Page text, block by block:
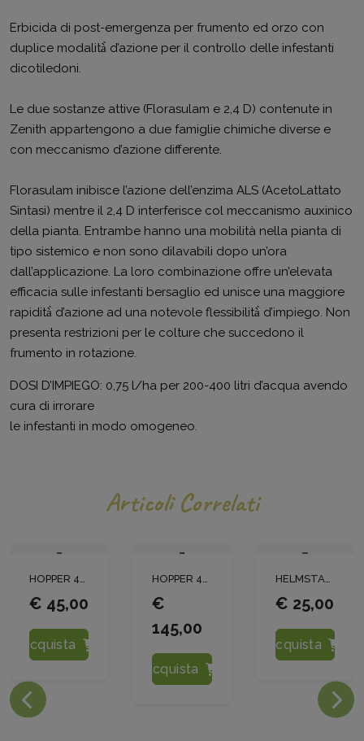
Erbicida di post-emergenza per frumento ed orzo con
duplice modalità̀ d’azione per il controllo delle infestanti
dicotiledoni.
Le due sostanze attive (Florasulam e 2,4 D) contenute in
Zenith appartengono a due famiglie chimiche diverse e
con meccanismo d’azione differente.
Florasulam inibisce l’azione dell’enzima ALS (AcetoLattato
Sintasi) mentre il 2,4 D interferisce col meccanismo auxinico
della pianta. Entrambe hanno una mobilità nella pianta di
tipo sistemico e non sono dilavabili dopo un’ora
dall’applicazione. La loro combinazione offre un’elevata
efficacia sulle infestanti bersaglio ed unisce una maggiore
rapidità̀ d’azione ad una notevole flessibilità̀ d’impiego. Non
presenta restrizioni per le colture che succedono il
frumento in rotazione.
DOSI D’IMPIEGO: 0,75 l/ha per 200-400 litri d’acqua avendo
cura di irrorare
le infestanti in modo omogeneo.
Articoli Correlati
HOPPER 480 LT.5
€ 45,00
Acquista
HOPPER 480 LT. 20
€
145,00
Acquista
HELMSTAR 75 WG G.100
€ 25,00
Acquista